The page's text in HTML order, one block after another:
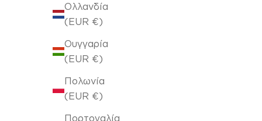
Ολλανδία
(EUR €)
Ουγγαρία
(EUR €)
Πολωνία
(EUR €)
Πορτογαλία
πουφ 40x50x50cm Winter Dove Beige 711/06